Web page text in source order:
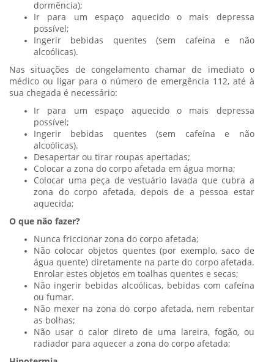
dormência);
Ir para um espaço aquecido o mais depressa
possível;
Ingerir bebidas quentes (sem cafeína e não
alcoólicas).
Nas situações de congelamento chamar de imediato o
médico ou ligar para o número de emergência 112, até à
sua chegada é necessário:
Ir para um espaço aquecido o mais depressa
possível;
Ingerir bebidas quentes (sem cafeína e não
alcoólicas).
Desapertar ou tirar roupas apertadas;
Colocar a zona do corpo afetada em água morna;
Colocar uma peça de vestuário lavada que cubra a
zona do corpo afetada, depois de a pessoa estar
aquecida;
O que não fazer?
Nunca friccionar zona do corpo afetada;
Não colocar objetos quentes (por exemplo, saco de
água quente) diretamente na parte do corpo afetada.
Enrolar estes objetos em toalhas quentes e secas;
Não ingerir bebidas alcoólicas, bebidas com cafeína
ou fumar.
Não mexer na zona do corpo afetada, nem rebentar
as bolhas;
Não usar o calor direto de uma lareira, fogão, ou
radiador para aquecer a zona do corpo afetada;